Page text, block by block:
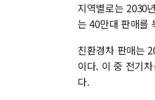
지역별로는 2030
는 40만대 판매를
친환경차 판매는
이다. 이 중 전기
다.